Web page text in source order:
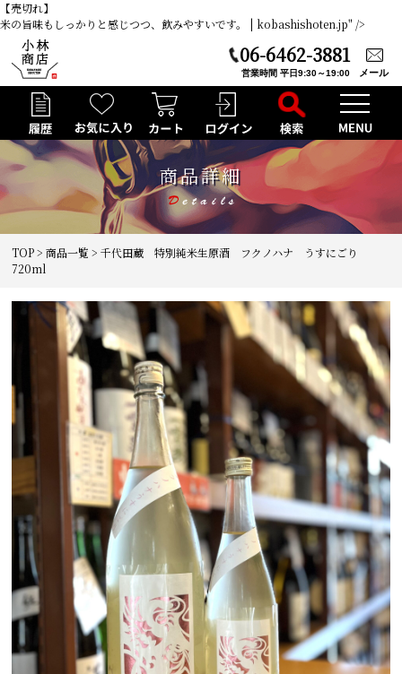
【売切れ】
米の旨味もしっかりと感じつつ、飲みやすいです。 | kobashishoten.jp" />
メール
06-6462-3881
営業時間 平日9:30～19:00
商品詳細
TOP>商品一覧 > 千代田蔵 特別純米生原酒 フクノハナ うすにごり
720ml